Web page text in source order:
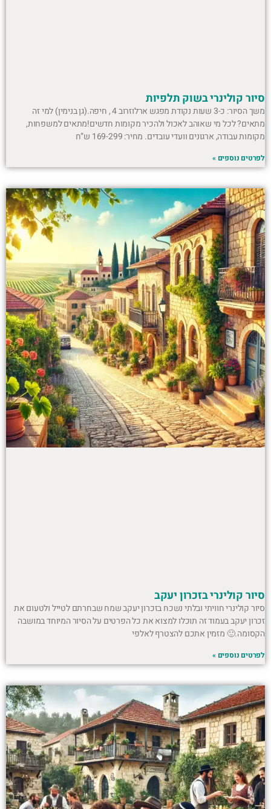
סיור קולינרי בשוק תלפיות
משך הסיור: כ-3 שעות נקודת מפגש ארלוזרוב 4 , חיפה.(גן בנימין) למי זה
מתאים? לכל מי שאוהב לאכול ולהכיר מקומות חדשים!מתאים למשפחות,
מקומות עבודה, ארגונים וועדי עובדים. מחיר: 169-299 ש”ח
לפרטים נוספים »
סיור קולינרי בזכרון יעקב
סיור קולינרי חוויתי ובלתי נשכח בזכרון יעקב שמח שבחרתם לטייל ולטעום את
זכרון יעקב בעמוד זה תוכלו למצוא את כל הפרטים על הסיור המיוחד במושבה
הקסומה.🙂 מזמין אתכם להצטרף לאלפי
לפרטים נוספים »